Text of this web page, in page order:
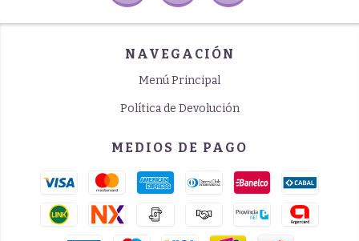
NAVEGACIÓN
Menú Principal
Política de Devolución
MEDIOS DE PAGO